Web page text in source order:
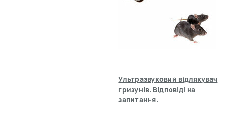
Ультразвуковий відлякувач
гризунів. Відповіді на
запитання.